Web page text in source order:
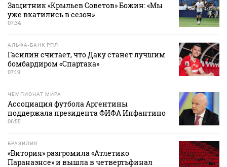
Защитник «Крыльев Советов» Божин: «Мы
уже вкатились в сезон»
07:34
АЛЬФА-БАНК РПЛ
Гасилин считает, что Даку станет лучшим
бомбардиром «Спартака»
07:19
ЧЕМПИОНАТ МИРА
Ассоциация футбола Аргентины
поддержала президента ФИФА Инфантино
06:55
БРАЗИЛИЯ
«Витория» разгромила «Атлетико
Паранаэнсе» и вышла в четвертьфинал